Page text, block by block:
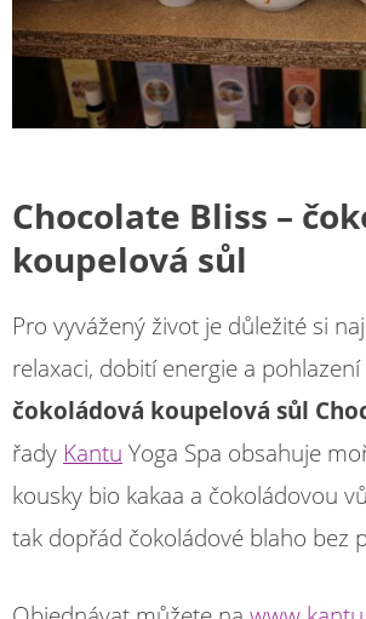
Chocolate Bliss –
koupelová sůl
Pro vyvážený život je důležité si
relaxaci, dobití energie a pohlazení
čokoládová koupelová sůl
řady Kantu Yoga Spa obsahuje
kousky bio kakaa a čokoládovou
tak dopřád čokoládové blaho bez